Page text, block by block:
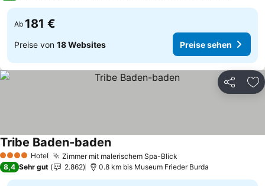
Ab 181 €
Preise von 18 Websites Preise sehen
Teilen
4 Sterne Hotel Zimmer mit malerischem Spa-Blick
Tribe Baden-badenPreise sehen
8,4 Sehr gut 2.862 0.8 km bis Museum Frieder Burda